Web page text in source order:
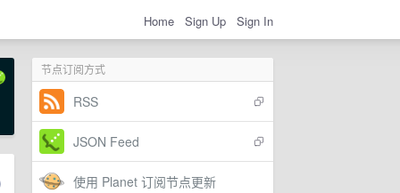
Home Sign Up Sign In
节点订阅方式
RSS
JSON Feed
使用 Planet 订阅节点更新